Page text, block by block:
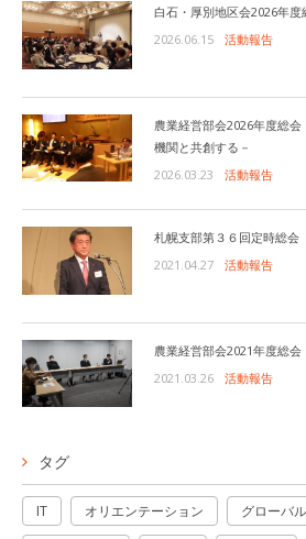
白石・厚別地区会2026年度
2026.06.15
活動報告
農業経営部会2026年度総
機関と共創する－
2026.03.23
活動報告
札幌支部第３６回定時総会
2021.04.27
活動報告
農業経営部会2021年度総会
2021.03.26
活動報告
タグ
IT オリエンテーション グローバル